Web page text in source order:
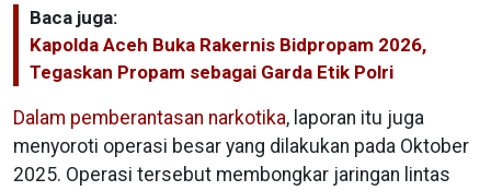
Baca juga:
Kapolda Aceh Buka Rakernis Bidpropam 2026,
Tegaskan Propam sebagai Garda Etik Polri
Dalam pemberantasan narkotika, laporan itu juga
menyoroti operasi besar yang dilakukan pada Oktober
2025. Operasi tersebut membongkar jaringan lintas